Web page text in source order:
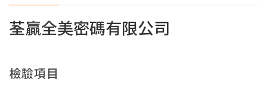
荃贏全美密碼有限公司
檢驗項目